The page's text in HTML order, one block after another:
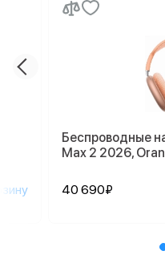
Беспроводные
Max 2 2026,
40 690₽